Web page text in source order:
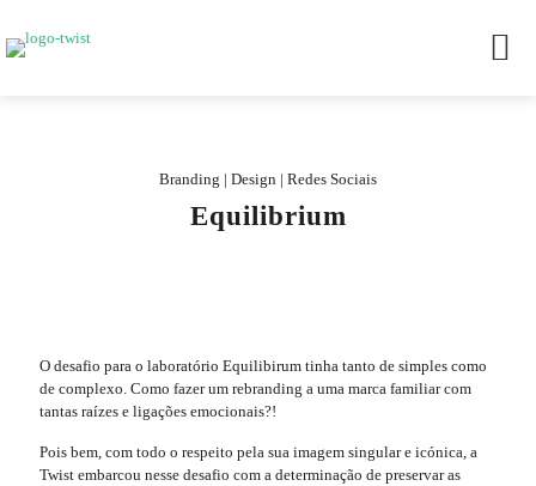
Branding | Design | Redes Sociais
Equilibrium
O desafio para o laboratório Equilibirum tinha tanto de simples como
de complexo. Como fazer um rebranding a uma marca familiar com
tantas raízes e ligações emocionais?!
Pois bem, com todo o respeito pela sua imagem singular e icónica, a
Twist embarcou nesse desafio com a determinação de preservar as